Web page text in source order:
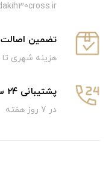
تضمین اصالت
هزینه شهری تا
پشتیبانی 24 ساعته
در 7 روز هفته